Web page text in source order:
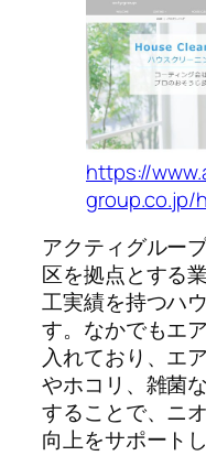
https://
group.co.jp/
アクティグルー
区を拠点とする
工実績を持つハ
す。なかでもエ
入れており、エ
やホコリ、雑菌
することで、ニ
向上をサポート